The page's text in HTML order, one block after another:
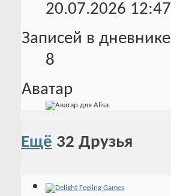
20.07.2026 12:47
Записей в дневнике
8
Аватар
Ещё 32 Друзья